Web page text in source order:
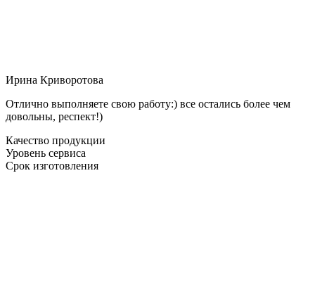
Ирина Криворотова
Отлично выполняете свою работу:) все остались более чем
довольны, респект!)
Качество продукции
Уровень сервиса
Срок изготовления